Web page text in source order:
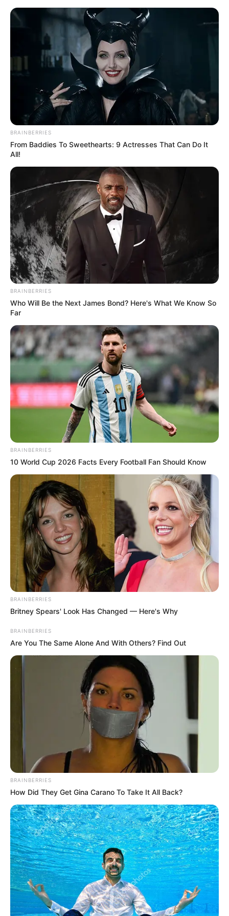
INSPIRASI
SERIES
NGAKAK
QUOTES
Wang Yuwen
19
fans love
VOTE
Tempat Lahir:
Wuhan, Hubei,
29 Tahun
Profesi:
Aktris
Edit
Wang Yuwen adalah seorang aktris yang berasal dari China.
Ia terkenal berkat drama yang ia perankan berjudul An Elephant
Sitting Still(2018).
BRAINBERRIES
From Baddies To Sweethearts: 9 Actresses That Can Do It
All!
BRAINBERRIES
Who Will Be the Next James Bond? Here's What We Know So
Far
BRAINBERRIES
10 World Cup 2026 Facts Every Football Fan Should Know
BRAINBERRIES
Britney Spears' Look Has Changed — Here's Why
BRAINBERRIES
Are You The Same Alone And With Others? Find Out
BRAINBERRIES
How Did They Get Gina Carano To Take It All Back?